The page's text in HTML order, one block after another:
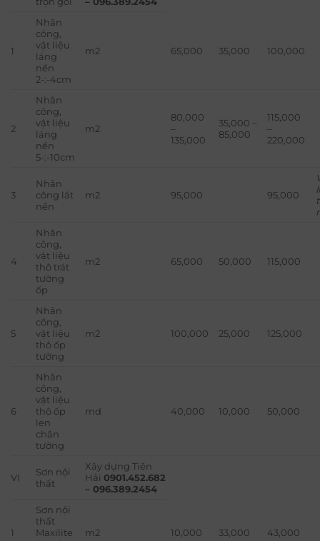
1
Nhân
công,
vật liệu
láng
nền
2-:-4cm
m2 65,000 35,000 100,000
2
Nhân
công,
vật liệu
láng
nền
5-:-10cm
m2
80,000
–
135,000
35,000 –
85,000
115,000
–
220,000
3
Nhân
công lát
nền
m2 95,000 95,000
4
Nhân
công,
vật liệu
thô trát
tường
ốp
m2 65,000 50,000 115,000
5
Nhân
công,
vật liệu
thô ốp
tường
m2 100,000 25,000 125,000
6
Nhân
công,
vật liệu
thô ốp
len
chân
tường
md 40,000 10,000 50,000
VI
Sơn nội
thất
Xây dựng Tiền
Hải 0901.452.682
– 096.389.2454
1
Sơn nội
thất
Maxilite
m2 10,000 33,000 43,000